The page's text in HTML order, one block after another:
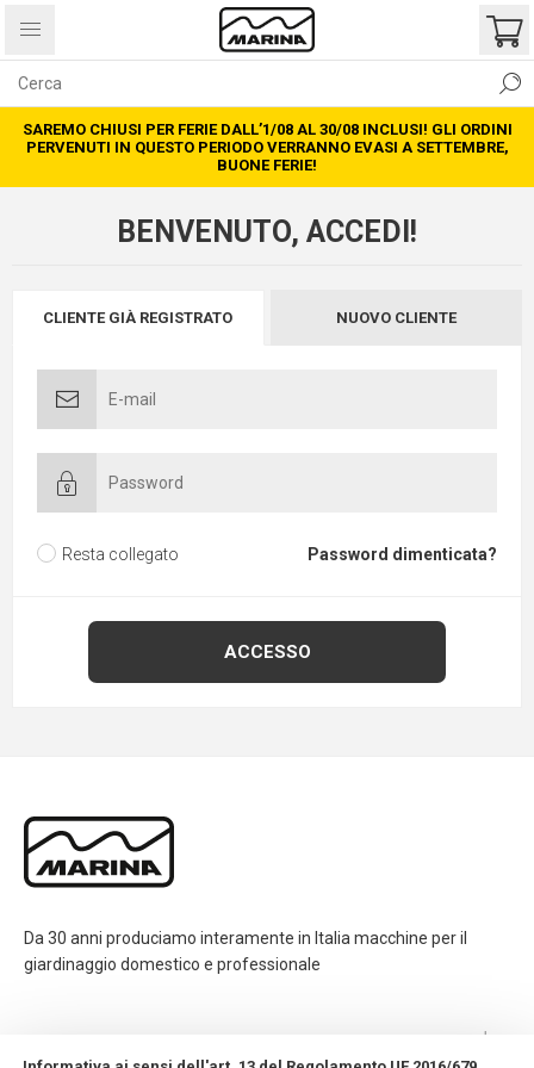
SAREMO CHIUSI PER FERIE DALL’1/08 AL 30/08 INCLUSI! GLI ORDINI
PERVENUTI IN QUESTO PERIODO VERRANNO EVASI A SETTEMBRE,
BUONE FERIE!
BENVENUTO, ACCEDI!
CLIENTE GIÀ REGISTRATO NUOVO CLIENTE
Resta collegato Password dimenticata?
Da 30 anni produciamo interamente in Italia macchine per il
giardinaggio domestico e professionale